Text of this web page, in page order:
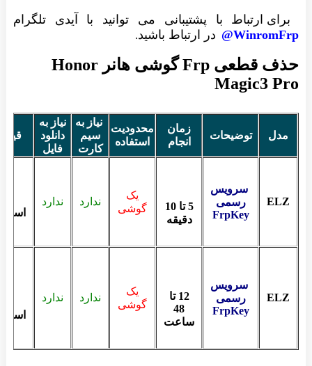
برای ارتباط با پشتیبانی می توانید با آیدی تلگرام
WinromFrp@
در ارتباط باشید.
حذف قطعی Frp گوشی هانر Honor
Magic3 Pro
مدل توضیحات
زمان
انجام
محدودیت
استفاده
نیاز به
سیم
کارت
نیاز به
دانلود
فایل
ELZ
سرویس
رسمی
FrpKey
5 تا 10
دقیقه
یک
گوشی
ندارد
ندارد
ELZ
سرویس
رسمی
FrpKey
12 تا
48
ساعت
یک
گوشی
ندارد
ندارد